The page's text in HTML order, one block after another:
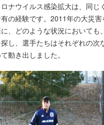
ナウイルス感染拡大は、同じ
の経験です。2011年の大災
、どのような状況においても
し、選手たちはそれぞれの次
動き出しました。